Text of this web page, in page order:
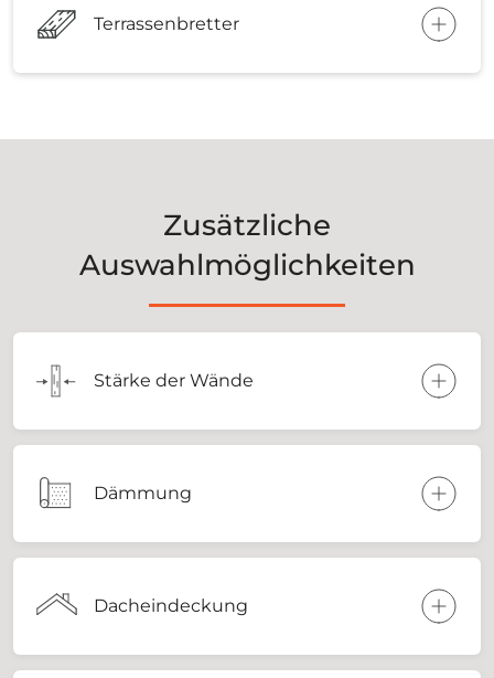
Terrassenbretter
Zusätzliche
Auswahlmöglichkeiten
Stärke der Wände
Dämmung
Dacheindeckung